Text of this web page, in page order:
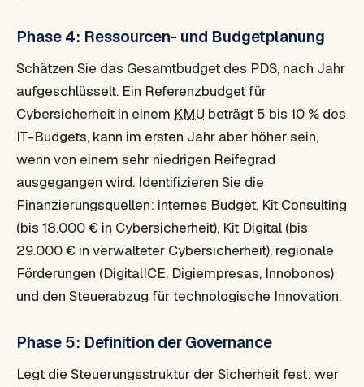
Phase 4: Ressourcen- und Budgetplanung
Schätzen Sie das Gesamtbudget des PDS, nach Jahr
aufgeschlüsselt. Ein Referenzbudget für
Cybersicherheit in einem KMU beträgt 5 bis 10 % des
IT-Budgets, kann im ersten Jahr aber höher sein,
wenn von einem sehr niedrigen Reifegrad
ausgegangen wird. Identifizieren Sie die
Finanzierungsquellen: internes Budget, Kit Consulting
(bis 18.000 € in Cybersicherheit), Kit Digital (bis
29.000 € in verwalteter Cybersicherheit), regionale
Förderungen (DigitalICE, Digiempresas, Innobonos)
und den Steuerabzug für technologische Innovation.
Phase 5: Definition der Governance
Legt die Steuerungsstruktur der Sicherheit fest: wer